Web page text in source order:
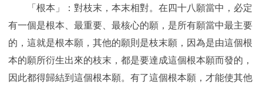
「根本」：對枝末，本末相對。在四十八願當中，必定
有一個是根本、最重要、最核心的願，是所有願當中最主要
的，這就是根本願，其他的願則是枝末願，因為是由這個根
本的願所衍生出來的枝末，都是要達成這個根本願而發的，
因此都得歸結到這個根本願。有了這個根本願，才能使其他